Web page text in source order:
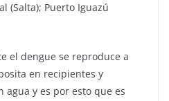
(Salta); Puerto Iguazú
el dengue se reproduce a
en recipientes y
y es por esto que es